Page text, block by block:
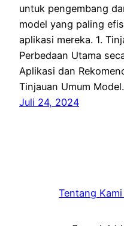
untuk pengembang
model yang paling
aplikasi mereka. 1.
Perbedaan Utama
Aplikasi dan
Tinjauan Umum
Juli 24, 2024
Tentang